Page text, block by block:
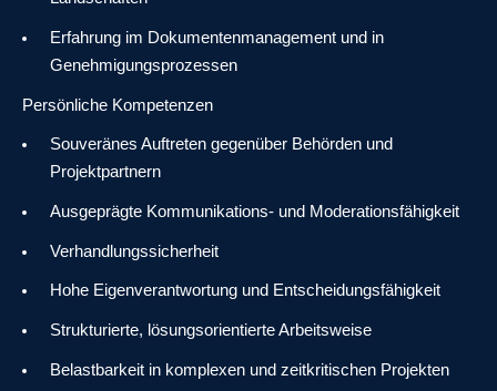
Erfahrung im Dokumentenmanagement und in
Genehmigungsprozessen
Persönliche Kompetenzen
Souveränes Auftreten gegenüber Behörden und
Projektpartnern
Ausgeprägte Kommunikations- und Moderationsfähigkeit
Verhandlungssicherheit
Hohe Eigenverantwortung und Entscheidungsfähigkeit
Strukturierte, lösungsorientierte Arbeitsweise
Belastbarkeit in komplexen und zeitkritischen Projekten